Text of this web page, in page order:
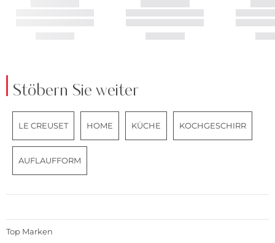
Stöbern Sie weiter
LE CREUSET HOME KÜCHE KOCHGESCHIRR
AUFLAUFFORM
Top Marken